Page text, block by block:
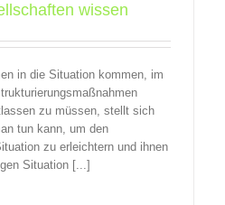
wissen
in die Situation kommen, im
zu müssen, stellt sich
tun kann, um den
zu erleichtern und ihnen
Situation [...]